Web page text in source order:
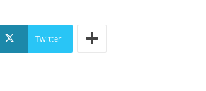
Twitter